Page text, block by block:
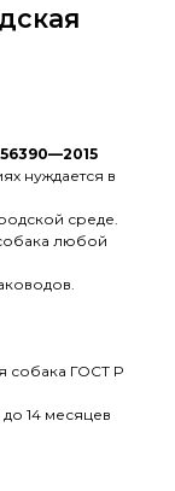
нуждается в
среде.
любой
собака ГОСТ Р
14 месяцев